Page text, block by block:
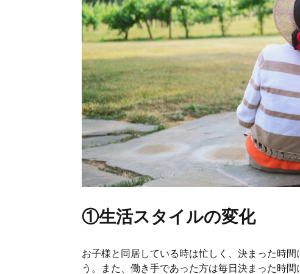
①生活スタイルの変化
お子様と同居している時は忙しく、決まった時
う。また、働き手であった方は毎日決まった時